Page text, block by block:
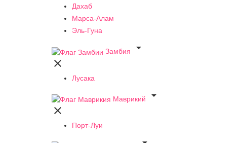
Дахаб
Марса-Алам
Эль-Гуна
Замбия


Лусака
Маврикий


Порт-Луи